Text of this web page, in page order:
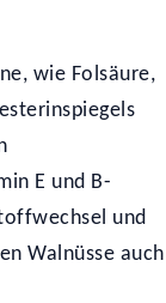
wie Folsäure,
E und B-
und
Walnüsse auch